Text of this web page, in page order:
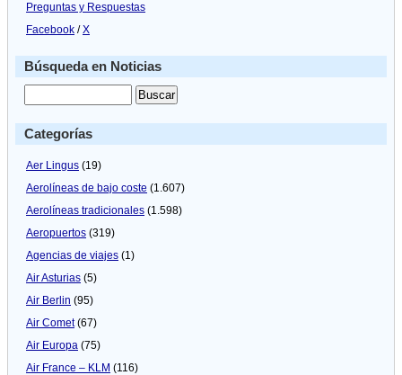
Preguntas y Respuestas
Facebook /X
Búsqueda en Noticias
Categorías
Aer Lingus (19)
Aerolíneas de bajo coste (1.607)
Aerolíneas tradicionales (1.598)
Aeropuertos (319)
Agencias de viajes (1)
Air Asturias (5)
Air Berlin (95)
Air Comet(67)
Air Europa (75)
Air France – KLM (116)